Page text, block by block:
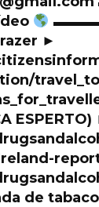
►
ESPERTO)
de